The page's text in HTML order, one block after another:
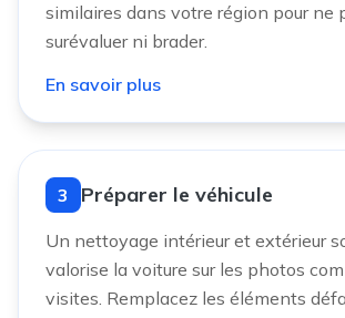
similaires dans votre région pour ne
surévaluer ni brader.
En savoir plus
3 Préparer le véhicule
Un nettoyage intérieur et extérieur
valorise la voiture sur les photos
visites. Remplacez les éléments